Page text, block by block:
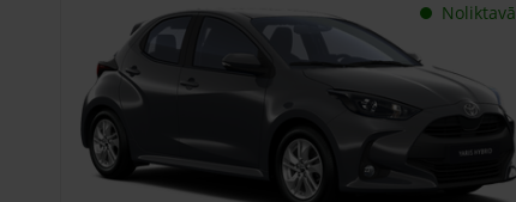
Noliktavā